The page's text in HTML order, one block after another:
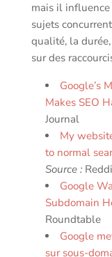
mais il influence
sujets
qualité, la
sur des
Google’s
Makes SEO
Journal
My
to normal
Source :
Google
Subdomain
Roundtable
Google
sur sous-